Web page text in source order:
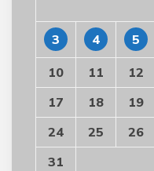
3 4 5
10 11 12
17
18 19
24
25 26
31